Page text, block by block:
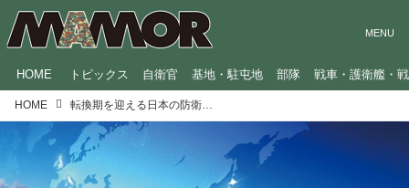
HOME トピックス 自衛官 基地・駐屯地 部隊 戦車・護衛艦・
HOME 転換期を迎える日本の防衛産業の今と未来。次期戦闘機は「日英伊」共同開発へ